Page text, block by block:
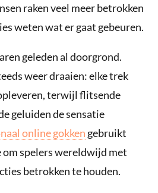
raken veel meer betrokken
weten wat er gaat gebeuren.
geleden al doorgrond.
weer draaien: elke trek
terwijl flitsende
geluiden de sensatie
online gokken gebruikt
om spelers wereldwijd met
betrokken te houden.